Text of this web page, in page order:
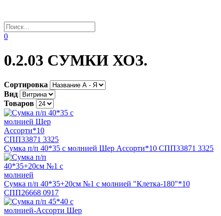
0
0.2.03 СУМКИ ХОЗ.
Сортировка
Вид
Товаров
Сумка п/п 40*35 с молнией Шер Ассорти*10 СПП33871 3325
Сумка п/п 40*35+20см №1 с молнией "Клетка-180"*10
СПП26668 0917